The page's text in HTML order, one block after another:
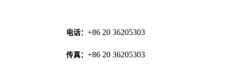
电话： +86 20 36205303
传真： +86 20 36205303